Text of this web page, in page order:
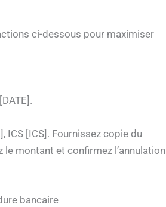
ci-dessous pour maximiser
ICS [ICS]. Fournissez copie du
montant et confirmez l’annulation
bancaire